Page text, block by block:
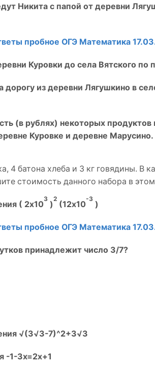
Никита с папой от деревни
пробное ОГЭ Математика
Куровки до села Вятского по
дорогу из деревни Лягушкино в
(в рублях) некоторых
Куровке и деревне Марусино.
4 батона хлеба и 3 кг говядины. В
стоимость данного набора в
( 2х10
3
)
2
(12х10
-3
)
пробное ОГЭ Математика
принадлежит число 3/7?
√(3√3-7)^2+3√3
-1-3x=2x+1